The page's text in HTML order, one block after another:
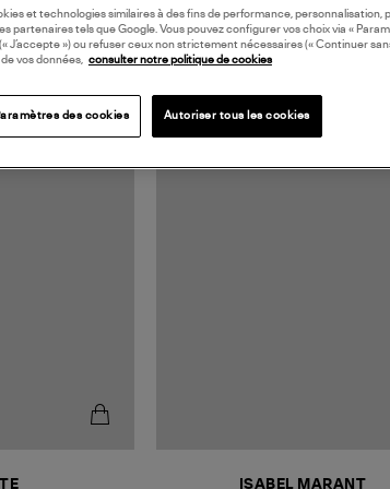
ISABEL MARANT
et technologies similaires à des fins de performance, personnalisation,
partenaires tels que Google. Vous pouvez configurer vos choix via «
J’accepte ») ou refuser ceux non strictement nécessaires (« Continuer
vos données, consulter notre politique de cookies
des cookies Autoriser tous les cookies